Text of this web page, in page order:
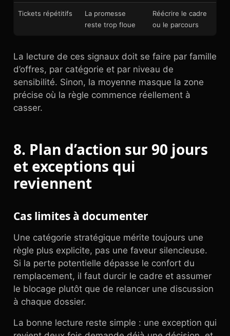
Tickets répétitifs
La promesse
reste trop floue
Réécrire le cadre
ou le parcours
La lecture de ces signaux doit se faire par famille
d’offres, par catégorie et par niveau de
sensibilité. Sinon, la moyenne masque la zone
précise où la règle commence réellement à
casser.
8. Plan d’action sur 90 jours
et exceptions qui
reviennent
Cas limites à documenter
Une catégorie stratégique mérite toujours une
règle plus explicite, pas une faveur silencieuse.
Si la perte potentielle dépasse le confort du
remplacement, il faut durcir le cadre et assumer
le blocage plutôt que de relancer une discussion
à chaque dossier.
La bonne lecture reste simple : une exception qui